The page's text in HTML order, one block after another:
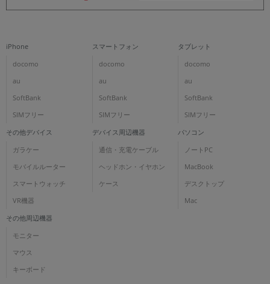
iPhone
docomo
au
SoftBank
SIMフリー
スマートフォン
docomo
au
SoftBank
SIMフリー
タブレット
docomo
au
SoftBank
SIMフリー
その他デバイス
ガラケー
モバイルルーター
スマートウォッチ
VR機器
デバイス周辺機器
通信・充電ケーブル
ヘッドホン・イヤホン
ケース
パソコン
ノートPC
MacBook
デスクトップ
Mac
その他周辺機器
モニター
マウス
キーボード